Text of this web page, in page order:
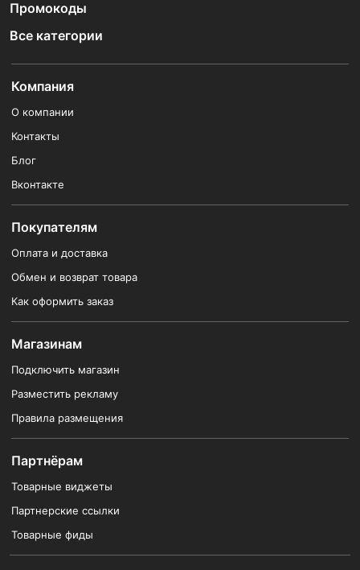
Промокоды
Все категории
Компания
О компании
Контакты
Блог
Вконтакте
Покупателям
Оплата и доставка
Обмен и возврат товара
Как оформить заказ
Магазинам
Подключить магазин
Разместить рекламу
Правила размещения
Партнёрам
Товарные виджеты
Партнерские ссылки
Товарные фиды